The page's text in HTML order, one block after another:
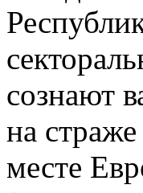
сознают
на
месте